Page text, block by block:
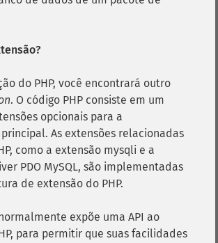
do PHP, você encontrará outro
. O código PHP consiste em um
opcionais para a
As extensões relacionadas
como a extensão mysqli e a
PDO MySQL, são implementadas
de extensão do PHP.
expõe uma API ao
para permitir que suas facilidades